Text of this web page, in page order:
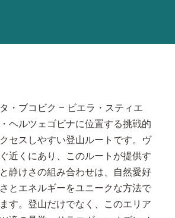
・ブコビク – ビエラ・スティエ
ヘルツェゴビナに位置する挑戦的
セスしやすい登山ルートです。ヴ
近くにあり、このルートが提供す
静けさの組み合わせは、自然愛好
とエネルギーをユニークな方法で
す。登山だけでなく、このエリア